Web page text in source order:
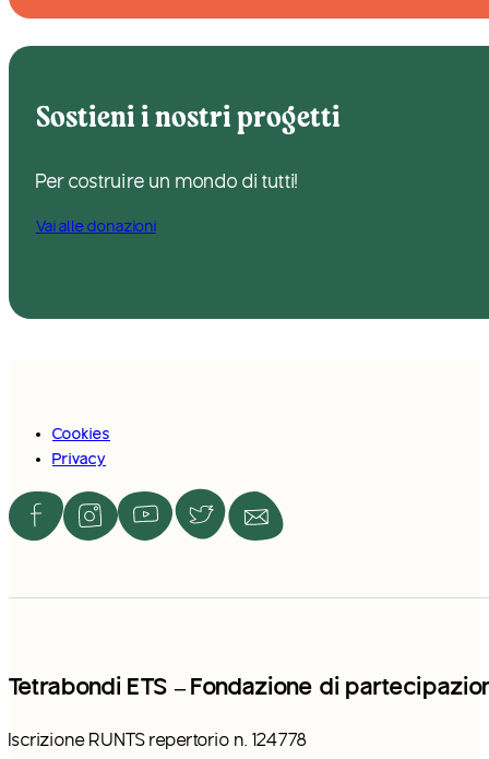
Sostieni i nostri progetti
Per costruire un mondo di tutti!
Vai alle donazioni
Cookies
Privacy
Tetrabondi ETS – Fondazione di
Iscrizione RUNTS repertorio n. 124778